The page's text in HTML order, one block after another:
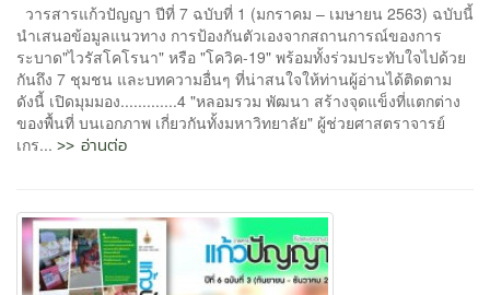
วารสารแก้วปัญญา ปีที่ 7 ฉบับที่ 1 (มกราคม – เมษายน 2563) ฉบับนี้
นําเสนอข้อมูลแนวทาง การป้องกันตัวเองจากสถานการณ์ของการ
ระบาด"ไวรัสโคโรนา" หรือ "โควิค-19" พร้อมทั้งร่วมประทับใจไปด้วย
กันถึง 7 ชุมชน และบทความอื่นๆ ที่น่าสนใจให้ท่านผู้อ่านได้ติดตาม
ดังนี้ เปิดมุมมอง.............4 "หลอมรวม พัฒนา สร้างจุดแข็งที่แตกต่าง
ของพื้นที่ บนเอกภาพ เกี่ยวกันทั้งมหาวิทยาลัย" ผู้ช่วยศาสตราจารย์
เกร... >> อ่านต่อ